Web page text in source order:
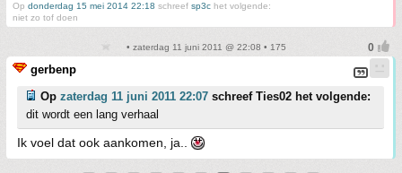
Op donderdag 15 mei 2014 22:18 schreef sp3c het volgende:
niet zo tof doen
• zaterdag 11 juni 2011 @ 22:08 • 175
gerbenp
Op zaterdag 11 juni 2011 22:07 schreef Ties02 het volgende:
dit wordt een lang verhaal
Ik voel dat ook aankomen, ja..